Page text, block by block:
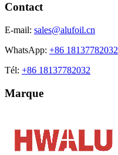
Contact
E-mail: sales@alufoil.cn
WhatsApp: +86 18137782032
Tél: +86 18137782032
Marque